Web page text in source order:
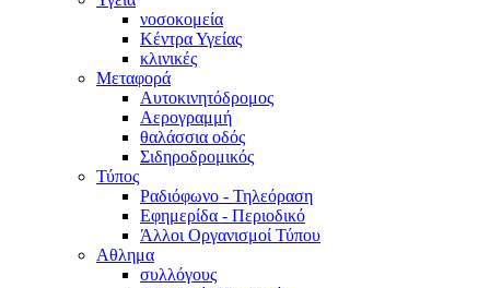
νοσοκομεία
Κέντρα Υγείας
κλινικές
Μεταφορά
Αυτοκινητόδρομος
Αερογραμμή
θαλάσσια οδός
Σιδηροδρομικός
Τύπος
Ραδιόφωνο - Τηλεόραση
Εφημερίδα - Περιοδικό
Άλλοι Οργανισμοί Τύπου
Αθλημα
συλλόγους